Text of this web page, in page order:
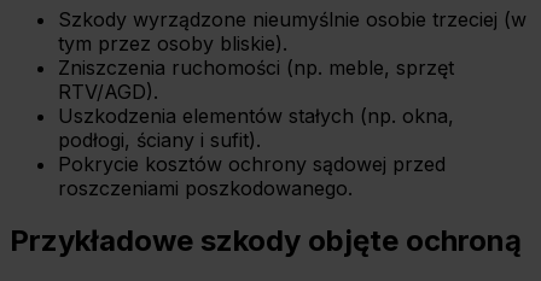
Szkody wyrządzone nieumyślnie osobie trzeciej (w
tym przez osoby bliskie).
Zniszczenia ruchomości (np. meble, sprzęt
RTV/AGD).
Uszkodzenia elementów stałych (np. okna,
podłogi, ściany i sufit).
Pokrycie kosztów ochrony sądowej przed
roszczeniami poszkodowanego.
Przykładowe szkody objęte ochroną